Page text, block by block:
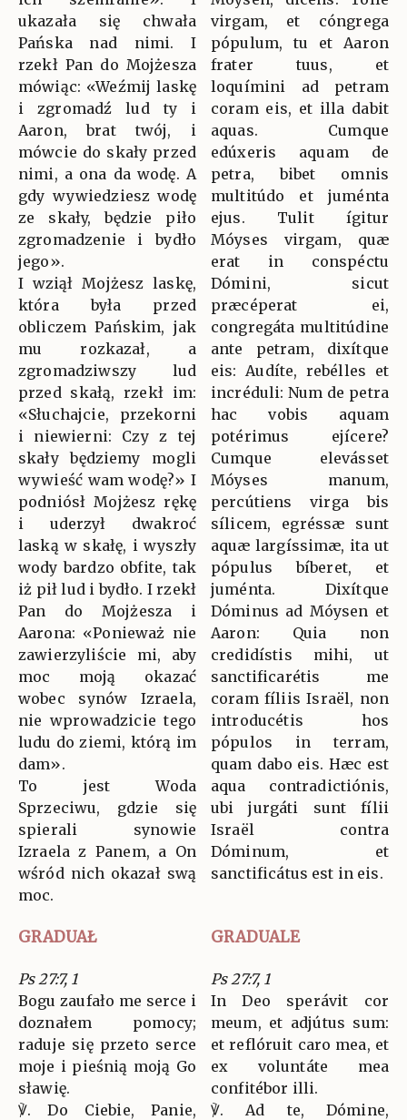
ukazała się chwała
Pańska nad nimi. I
rzekł Pan do Mojżesza
mówiąc: «Weźmij laskę
i zgromadź lud ty i
Aaron, brat twój, i
mówcie do skały przed
nimi, a ona da wodę. A
gdy wywiedziesz wodę
ze skały, będzie piło
zgromadzenie i bydło
jego».
I wziął Mojżesz laskę,
która była przed
obliczem Pańskim, jak
mu rozkazał, a
zgromadziwszy lud
przed skałą, rzekł im:
«Słuchajcie, przekorni
i niewierni: Czy z tej
skały będziemy mogli
wywieść wam wodę?» I
podniósł Mojżesz rękę
i uderzył dwakroć
laską w skałę, i wyszły
wody bardzo obfite, tak
iż pił lud i bydło. I rzekł
Pan do Mojżesza i
Aarona: «Ponieważ nie
zawierzyliście mi, aby
moc moją okazać
wobec synów Izraela,
nie wprowadzicie tego
ludu do ziemi, którą im
dam».
To jest Woda
Sprzeciwu, gdzie się
spierali synowie
Izraela z Panem, a On
wśród nich okazał swą
moc.
virgam, et cóngrega
pópulum, tu et Aaron
frater tuus, et
loquímini ad petram
coram eis, et illa dabit
aquas. Cumque
edúxeris aquam de
petra, bibet omnis
multitúdo et juménta
ejus. Tulit ígitur
Móyses virgam, quæ
erat in conspéctu
Dómini, sicut
præcéperat ei,
congregáta multitúdine
ante petram, dixítque
eis: Audíte, rebélles et
incréduli: Num de petra
hac vobis aquam
potérimus ejícere?
Cumque elevásset
Móyses manum,
percútiens virga bis
sílicem, egréssæ sunt
aquæ largíssimæ, ita ut
pópulus bíberet, et
juménta. Dixítque
Dóminus ad Móysen et
Aaron: Quia non
credidístis mihi, ut
sanctificarétis me
coram fíliis Israël, non
introducétis hos
pópulos in terram,
quam dabo eis. Hæc est
aqua contradictiónis,
ubi jurgáti sunt fílii
Israël contra
Dóminum, et
sanctificátus est in eis.
GRADUAŁ GRADUALE
Ps 27:7, 1
Bogu zaufało me serce i
doznałem pomocy;
raduje się przeto serce
moje i pieśnią moją Go
sławię.
℣. Do Ciebie, Panie,
Ps 27:7, 1
In Deo sperávit cor
meum, et adjútus sum:
et reflóruit caro mea, et
ex voluntáte mea
confitébor illi.
℣. Ad te, Dómine,